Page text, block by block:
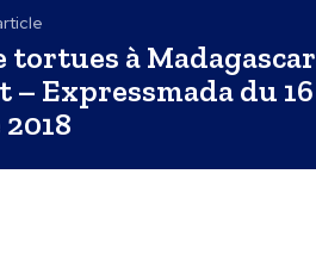
à Madagascar
– Expressmada du 16